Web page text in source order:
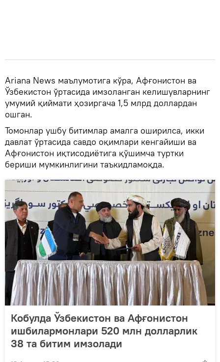
Ariana News маълумотига кўра, Афғонистон ва
Ўзбекистон ўртасида имзоланган келишувларнинг
умумий қиймати ҳозиргача 1,5 млрд доллардан
ошган.
Томонлар ушбу битимлар амалга оширилса, икки
давлат ўртасида савдо оқимлари кенгайиши ва
Афғонистон иқтисодиётига қўшимча туртки
бериши мумкинлигини таъкидламоқда.
Кобулда Ўзбекистон ва Афғонистон
ишбилармонлари 520 млн долларлик
38 та битим имзолади